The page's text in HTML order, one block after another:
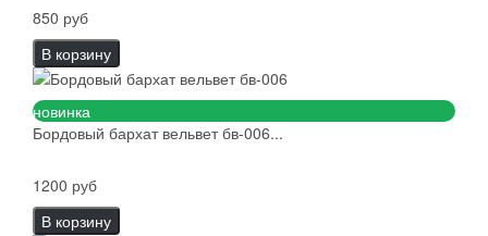
850 руб
В корзину
новинка
Бордовый бархат вельвет бв-006...
1200 руб
В корзину